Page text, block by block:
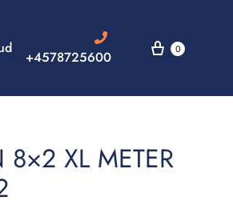
+4578725600 0
XL METER